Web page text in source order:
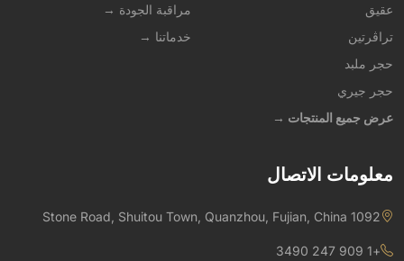
عقيق
تراڤرتين
حجر ملبد
حجر جيري
عرض جميع المنتجات →
مراقبة الجودة →
خدماتنا →
معلومات الاتصال
1092 Stone Road, Shuitou Town, Quanzhou, Fujian, China
+1 909 247 3490